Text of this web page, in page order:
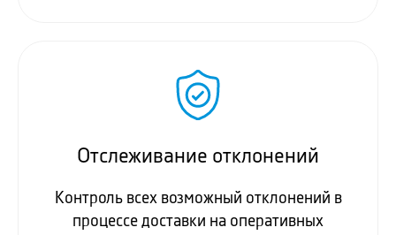
Отслеживание отклонений
Контроль всех возможный отклонений в
процессе доставки на оперативных